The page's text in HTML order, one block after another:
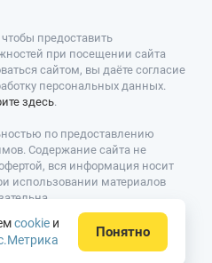
предоставить
при посещении сайта
сайтом, вы даёте согласие
персональных данных.
здесь.
по предоставлению
Содержание сайта не
вся информация носит
использовании материалов
ОГРНИП:
на товарный знак № 779639 от
cookie и
Понятно